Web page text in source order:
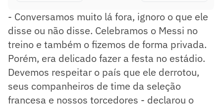
- Conversamos muito lá fora, ignoro o que ele
disse ou não disse. Celebramos o Messi no
treino e também o fizemos de forma privada.
Porém, era delicado fazer a festa no estádio.
Devemos respeitar o país que ele derrotou,
seus companheiros de time da seleção
francesa e nossos torcedores - declarou o